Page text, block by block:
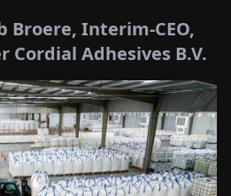
Interim-CEO,
Cordial Adhesives B.V.